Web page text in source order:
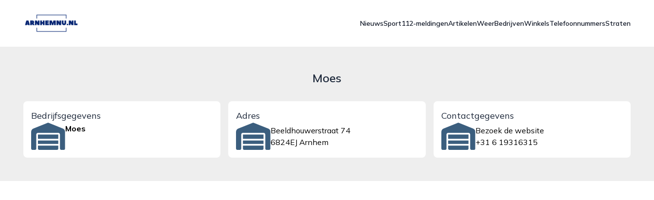
arnhemnu.nl
NieuwsSport112-meldingenArtikelenWeerBedrijvenWinkelsTelefoonnummersStraten
Moes
Bedrijfsgegevens
Moes
Adres
Beeldhouwerstraat 74
6824EJ Arnhem
Contactgegevens
Bezoek de website
+31 6 19316315